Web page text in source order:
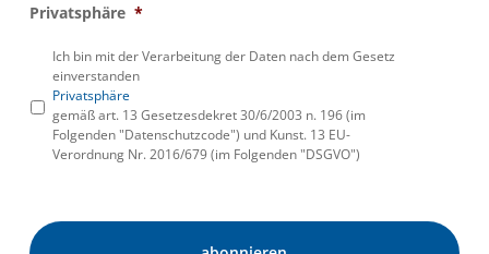
Privatsphäre *
Ich bin mit der Verarbeitung der Daten nach dem Gesetz
einverstanden
Privatsphäre
gemäß art. 13 Gesetzesdekret 30/6/2003 n. 196 (im
Folgenden "Datenschutzcode") und Kunst. 13 EU-
Verordnung Nr. 2016/679 (im Folgenden "DSGVO")